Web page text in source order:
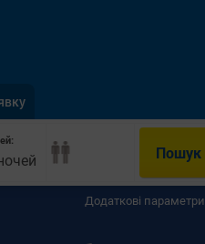
Пошук
Додаткові параметри